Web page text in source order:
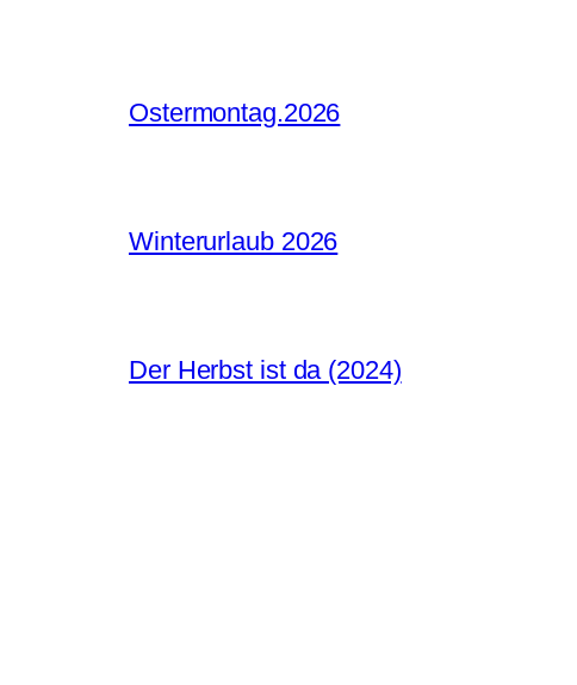
Ostermontag.2026
Winterurlaub 2026
Der Herbst ist da (2024)